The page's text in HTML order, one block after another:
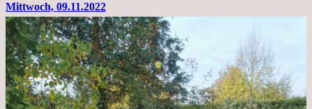
Therapie
Beginn
gut
überstanden
Mittwoch, 09.11.2022